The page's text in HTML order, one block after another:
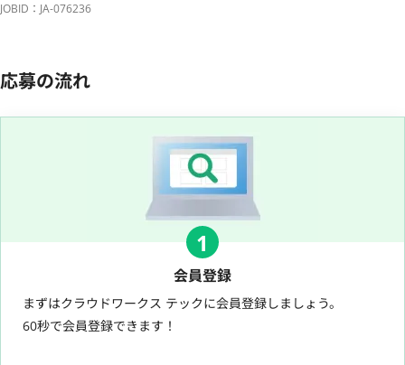
JOBID：JA-076236
応募の流れ
1
会員登録
まずはクラウドワークス テックに会員登録しましょう。
60秒で会員登録できます！